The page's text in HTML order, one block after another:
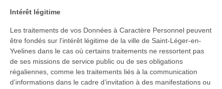
Intérêt légitime
Les traitements de vos Données à Caractère Personnel peuvent
être fondés sur l’intérêt légitime de la ville de Saint-Léger-en-
Yvelines dans le cas où certains traitements ne ressortent pas
de ses missions de service public ou de ses obligations
régaliennes, comme les traitements liés à la communication
d’informations dans le cadre d’invitation à des manifestations ou